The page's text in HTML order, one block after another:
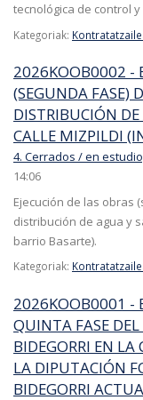
tecnológica de control
Kategoriak:
2026KOOB0002 -
(SEGUNDA FASE)
DISTRIBUCIÓN
CALLE MIZPILDI
4. Cerrados / en
14:06
Ejecución de las obras
distribución de agua y
barrio Basarte).
Kategoriak:
2026KOOB0001 -
QUINTA FASE
BIDEGORRI EN LA
LA DIPUTACIÓN
BIDEGORRI